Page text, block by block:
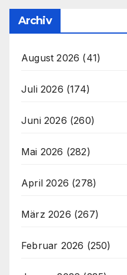
Archiv
August 2026 (41)
Juli 2026 (174)
Juni 2026 (260)
Mai 2026 (282)
April 2026 (278)
März 2026 (267)
Februar 2026 (250)